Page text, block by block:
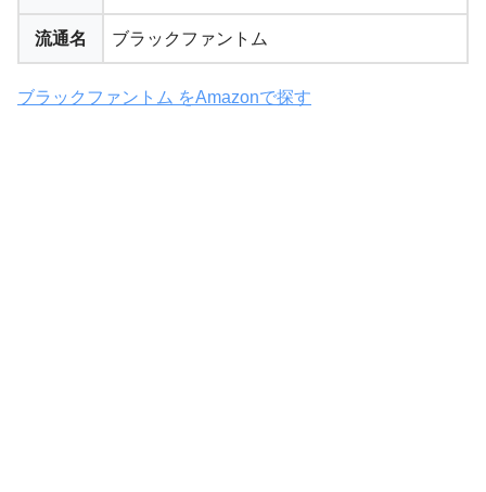
流通名 ブラックファントム
ブラックファントム をAmazonで探す